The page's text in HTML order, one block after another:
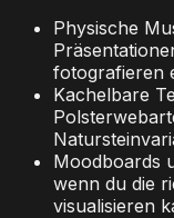
Physische
fotografieren
Kachelbare
Moodboards
wenn du die
visualisieren